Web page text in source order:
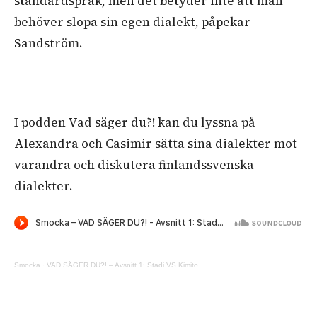
behöver slopa sin egen dialekt, påpekar
Sandström.
I podden Vad säger du?! kan du lyssna på
Alexandra och Casimir sätta sina dialekter mot
varandra och diskutera finlandssvenska
dialekter.
Smocka · VAD SÄGER DU?! – Avsnitt 1: Stadi VS Kimito